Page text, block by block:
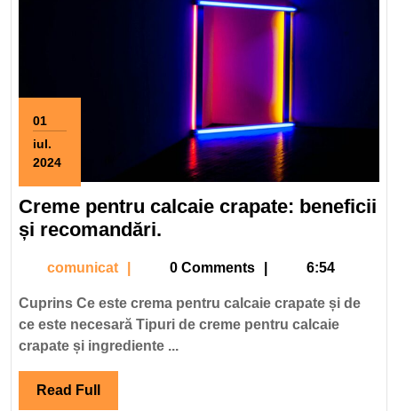
01
iul.
2024
2024
Creme pentru calcaie crapate: beneficii
și recomandări.
calcaie
crapate:
beneficii
și
comunicat comunicat
0 Comments 6:54
Cuprins Ce este crema pentru calcaie crapate și de
ce este necesară Tipuri de creme pentru calcaie
crapate și ingrediente ...
Read Full Read